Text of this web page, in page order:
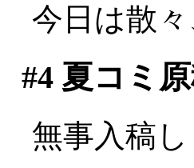
今日は散
#4夏コミ
無事入稿